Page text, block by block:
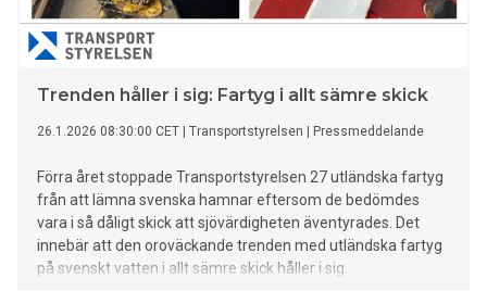
Trenden håller i sig: Fartyg i allt sämre skick
26.1.2026 08:30:00 CET Transportstyrelsen Pressmeddelande
Förra året stoppade Transportstyrelsen 27 utländska fartyg
från att lämna svenska hamnar eftersom de bedömdes
vara i så dåligt skick att sjövärdigheten äventyrades. Det
innebär att den oroväckande trenden med utländska fartyg
på svenskt vatten i allt sämre skick håller i sig.